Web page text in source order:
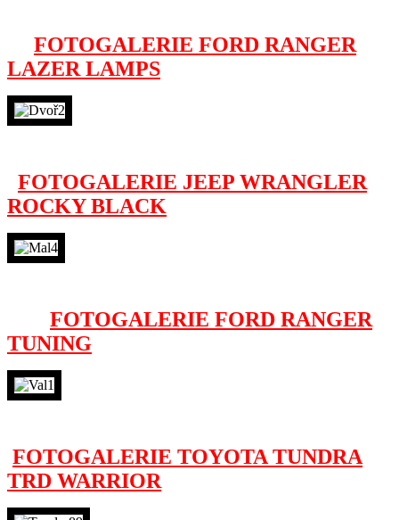
FOTOGALERIE FORD RANGER
LAZER LAMPS
FOTOGALERIE JEEP WRANGLER
ROCKY BLACK
FOTOGALERIE FORD RANGER
TUNING
FOTOGALERIE TOYOTA TUNDRA
TRD WARRIOR